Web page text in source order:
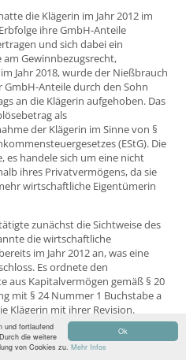
Ok
und fortlaufend
die weitere
von Cookies zu. Mehr Infos
die Klägerin im Jahr 2012 im
ihre GmbH-Anteile
und sich dabei ein
Gewinnbezugsrecht,
Jahr 2018, wurde der Nießbrauch
Anteile durch den Sohn
an die Klägerin aufgehoben. Das
als
der Klägerin im Sinne von §
(EStG). Die
es handele sich um eine nicht
ihres Privatvermögens, da sie
wirtschaftliche Eigentümerin
zunächst die Sichtweise des
die wirtschaftliche
im Jahr 2012 an, was eine
Es ordnete den
aus Kapitalvermögen gemäß § 20
mit § 24 Nummer 1 Buchstabe a
Klägerin mit ihrer Revision.
entschieden
das Urteil des Finanzgerichts auf